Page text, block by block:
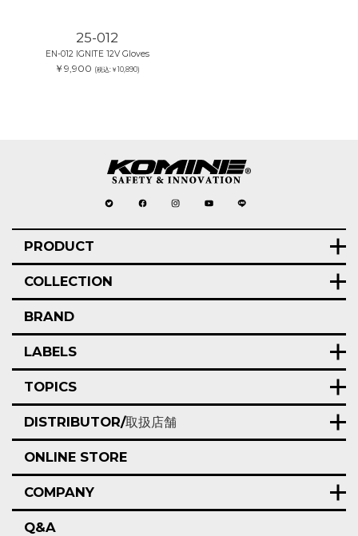
25-012
EN-012 IGNITE 12V Gloves
￥9,900 (税込:￥10,890)
PRODUCT
COLLECTION
BRAND
LABELS
TOPICS
DISTRIBUTOR/取扱店舗
ONLINE STORE
COMPANY
Q&A